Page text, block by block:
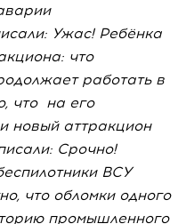
Ужас! Ребёнка
что
работать в
что на его
новый аттракцион
Срочно!
ВСУ
что обломки одного
промышленного